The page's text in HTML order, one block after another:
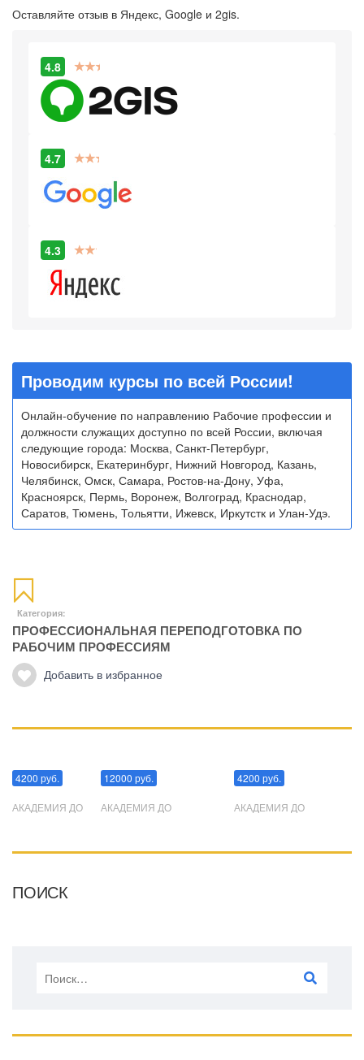
Оставляйте отзыв в Яндекс, Google и 2gis.
4.8
4.7
4.3
Проводим курсы по всей России!
Онлайн-обучение по направлению Рабочие профессии и
должности служащих доступно по всей России, включая
следующие города: Москва, Санкт-Петербург,
Новосибирск, Екатеринбург, Нижний Новгород, Казань,
Челябинск, Омск, Самара, Ростов-на-Дону, Уфа,
Красноярск, Пермь, Воронеж, Волгоград, Краснодар,
Саратов, Тюмень, Тольятти, Ижевск, Иркутстк и Улан-Удэ.
Категория:
ПРОФЕССИОНАЛЬНАЯ ПЕРЕПОДГОТОВКА ПО
РАБОЧИМ ПРОФЕССИЯМ
Добавить в избранное
4200 руб.
АКАДЕМИЯ ДО
12000 руб.
АКАДЕМИЯ ДО
4200 руб.
АКАДЕМИЯ ДО
ПОИСК